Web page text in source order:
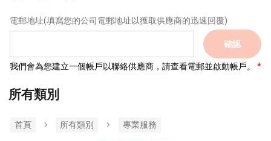
電郵地址(填寫您的公司電郵地址以獲取供應商的迅速回覆)
確認
我們會為您建立一個帳戶以聯絡供應商，請查看電郵並啟動帳戶。
所有類別
首頁 所有類別 專業服務